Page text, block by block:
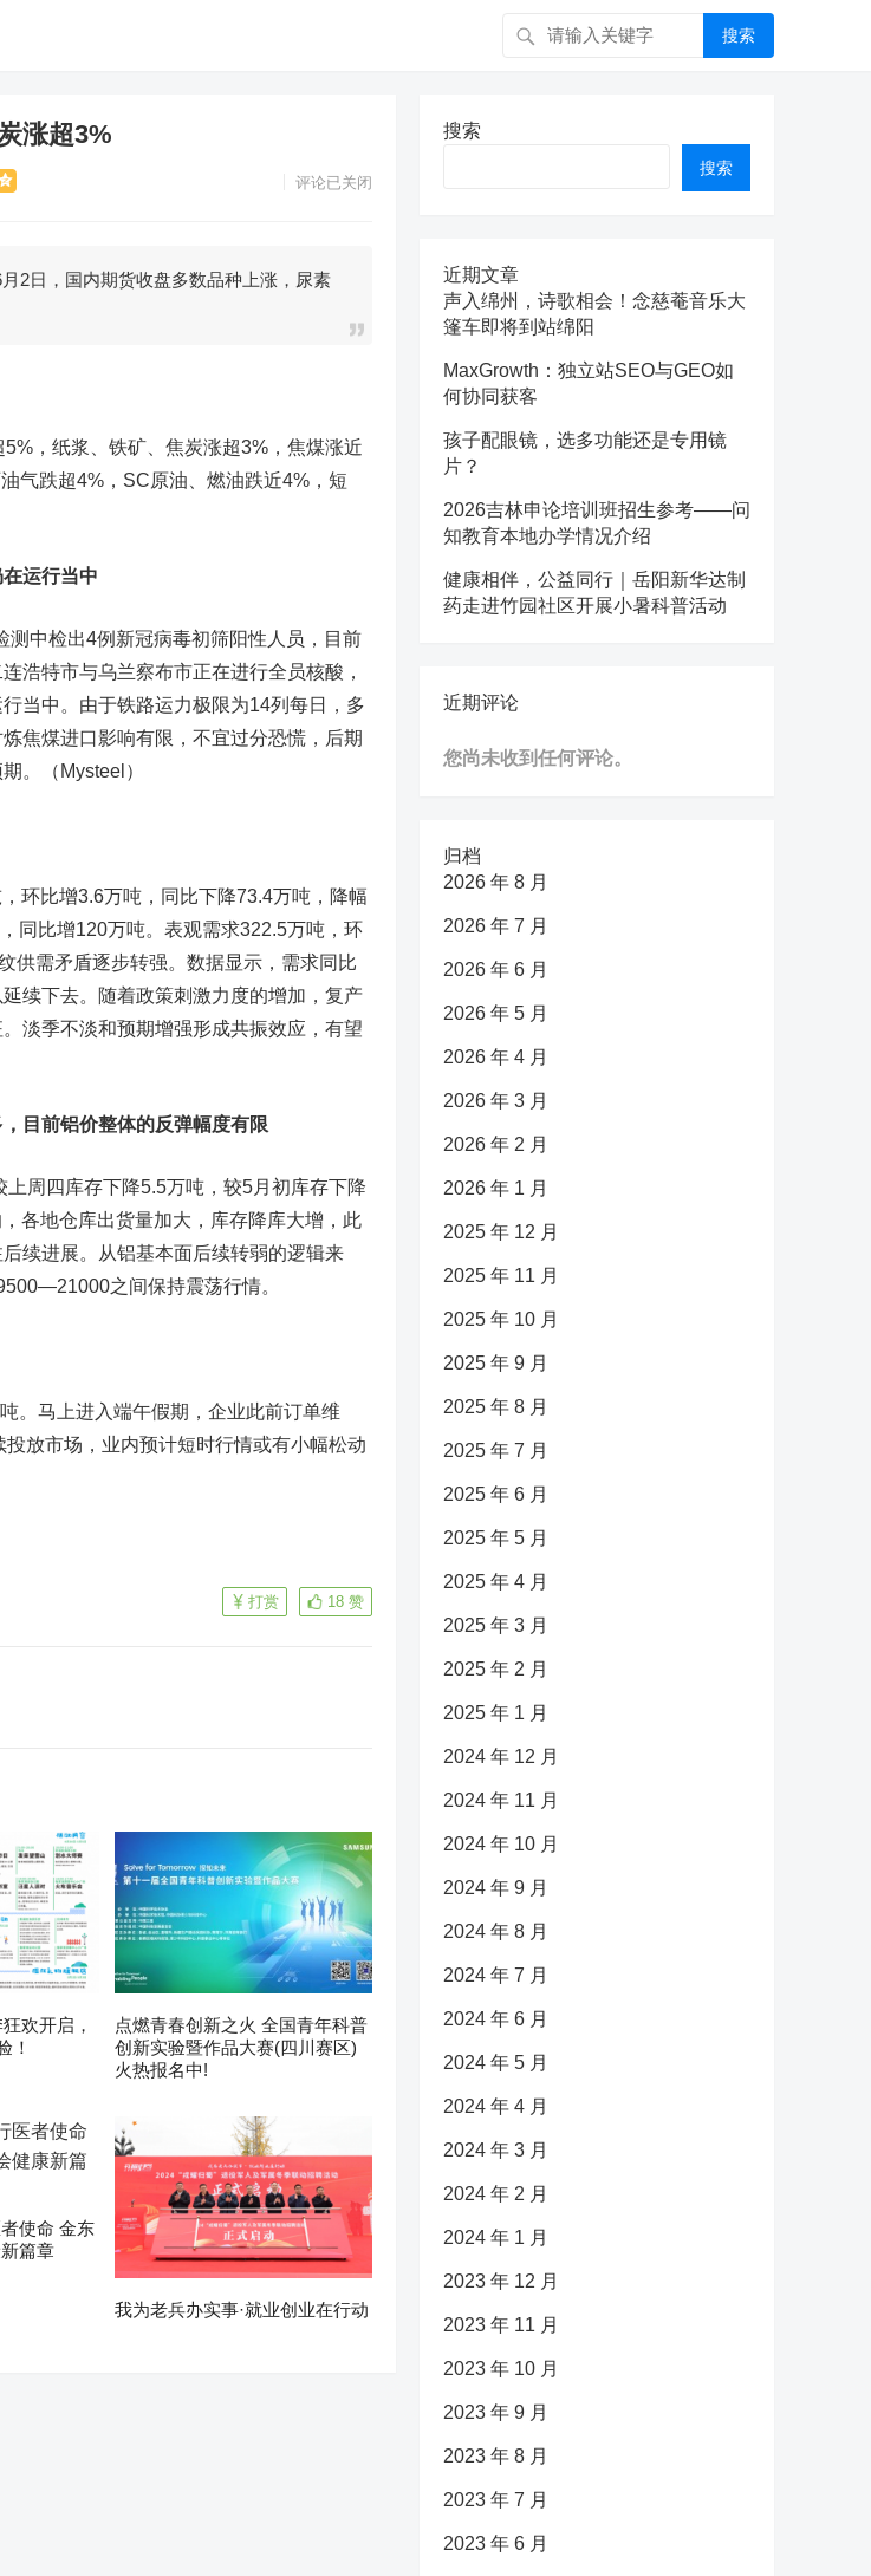
搜索
涨超3%
评论已关闭
日，国内期货收盘多数品种上涨，尿素
，纸浆、 铁矿 焦炭涨超3%， 焦煤涨近
气跌超4%，SC原油、燃油跌近4%，短
运行当中
中检出4例新冠病毒初筛阳性人员，目前
浩特市与乌兰察布市正在进行全员核酸，
当中。由于铁路运力极限为14列每日，多
焦煤进口影响有限，不宜过分恐慌，后期
。（Mysteel）
比增3.6万吨，同比下降73.4万吨，降幅
同比增120万吨。表观需求322.5万吨，环
供需矛盾逐步转强。数据显示，需求同比
续下去。随着政策刺激力度的增加，复产
淡季不淡和预期增强形成共振效应，有望
目前铝价整体的反弹幅度有限
周四库存下降5.5万吨，较5月初库存下降
各地仓库出货量加大，库存降库大增，此
续进展。从铝基本面后续转弱的逻辑来
之间保持震荡行情。
马上进入端午假期，企业此前订单维
放市场，业内预计短时行情或有小幅松动
18 赞
打赏
欢开启，
！
点燃青春创新之火 全国青年科普
创新实验暨作品大赛(四川赛区)
火热报名中!
使命 金东
篇章
我为老兵办实事·就业创业在行动
搜索
搜索
近期文章
声入绵州，诗歌相会！念慈菴音乐大
篷车即将到站绵阳
MaxGrowth：独立站SEO与GEO如
何协同获客
孩子配眼镜，选多功能还是专用镜
片？
2026吉林申论培训班招生参考——问
知教育本地办学情况介绍
健康相伴，公益同行｜岳阳新华达制
药走进竹园社区开展小暑科普活动
近期评论
您尚未收到任何评论。
归档
2026 年 8 月
2026 年 7 月
2026 年 6 月
2026 年 5 月
2026 年 4 月
2026 年 3 月
2026 年 2 月
2026 年 1 月
2025 年 12 月
2025 年 11 月
2025 年 10 月
2025 年 9 月
2025 年 8 月
2025 年 7 月
2025 年 6 月
2025 年 5 月
2025 年 4 月
2025 年 3 月
2025 年 2 月
2025 年 1 月
2024 年 12 月
2024 年 11 月
2024 年 10 月
2024 年 9 月
2024 年 8 月
2024 年 7 月
2024 年 6 月
2024 年 5 月
2024 年 4 月
2024 年 3 月
2024 年 2 月
2024 年 1 月
2023 年 12 月
2023 年 11 月
2023 年 10 月
2023 年 9 月
2023 年 8 月
2023 年 7 月
2023 年 6 月